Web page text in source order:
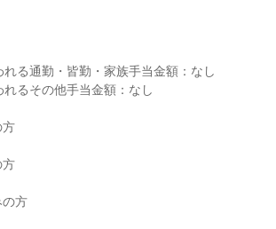
る通勤・皆勤・家族手当金額：なし
るその他手当金額：なし
方
方
の方